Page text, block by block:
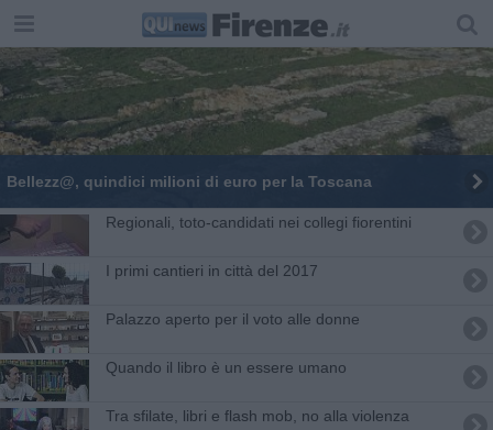
Bellezz@, quindici milioni di euro per la Toscana
Regionali, toto-candidati nei collegi fiorentini
I primi cantieri in città del 2017
Palazzo aperto per il voto alle donne
Quando il libro è un essere umano
Tra sfilate, libri e flash mob, no alla violenza